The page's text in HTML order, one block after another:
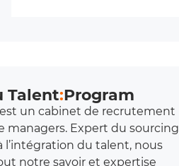
Talent:Program
un cabinet de recrutement
managers. Expert du sourcing
l’intégration du talent, nous
notre savoir et expertise